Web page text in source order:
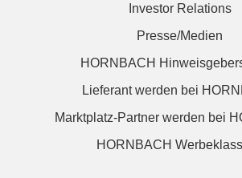
Investor Relations
Presse/Medien
HORNBACH
Lieferant werden bei
Marktplatz-Partner werden bei
HORNBACH